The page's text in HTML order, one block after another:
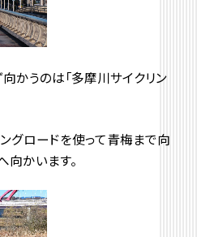
かうのは「多摩川サイクリン
グロードを使って青梅まで向
向かいます。